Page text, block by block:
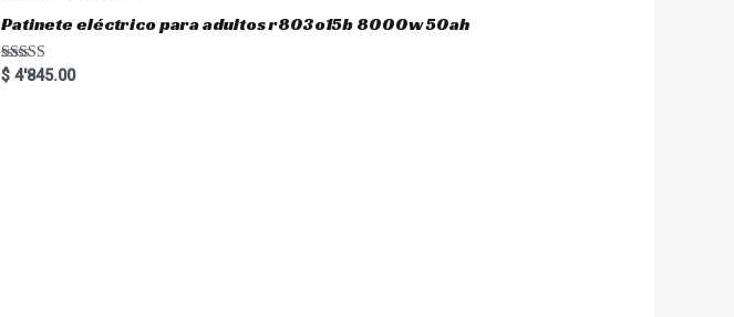
Patinete eléctrico para adultos r803o15b 8000w 50ah
Rated
5.00
$ 4'845.00